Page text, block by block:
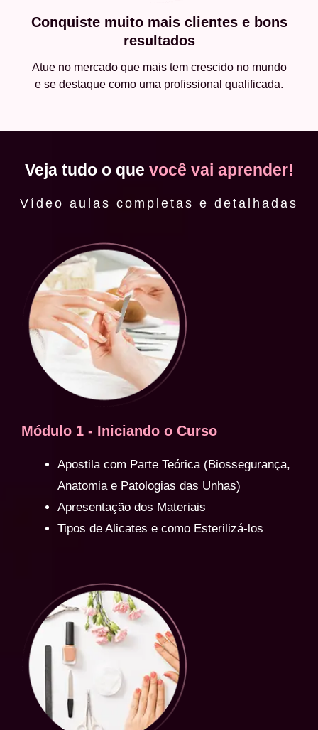
Conquiste muito mais clientes e bons
resultados
Atue no mercado que mais tem crescido no mundo
e se destaque como uma profissional qualificada.
Veja tudo o que você vai aprender!
Vídeo aulas completas e detalhadas
Módulo 1 - Iniciando o Curso
Apostila com Parte Teórica (Biossegurança,
Anatomia e Patologias das Unhas)
Apresentação dos Materiais
Tipos de Alicates e como Esterilizá-los